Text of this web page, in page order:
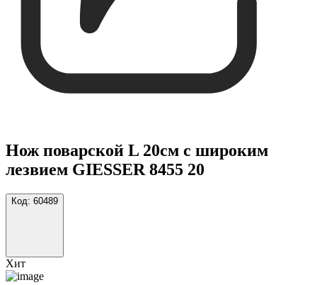
Нож поварской L 20см с широким
лезвием GIESSER 8455 20
Код: 60489
Хит